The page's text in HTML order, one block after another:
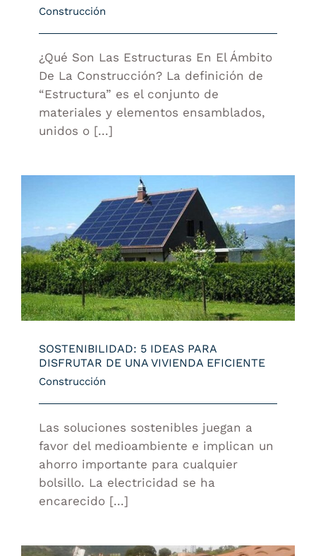
Construcción
¿Qué Son Las Estructuras En El Ámbito
De La Construcción? La definición de
“Estructura” es el conjunto de
materiales y elementos ensamblados,
unidos o [...]
SOSTENIBILIDAD: 5 IDEAS PARA
DISFRUTAR DE UNA VIVIENDA EFICIENTE
SOSTENIBILIDAD: 5 IDEAS PARA
DISFRUTAR DE UNA VIVIENDA EFICIENTE
Construcción
Las soluciones sostenibles juegan a
favor del medioambiente e implican un
ahorro importante para cualquier
bolsillo. La electricidad se ha
encarecido [...]